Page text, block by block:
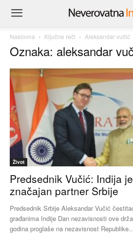
Naslovna Ključne reči Aleksandar vučić
Oznaka: aleksandar
Život
Predsednik Vučić: Indija
značajan partner Srbije
Predsednik Srbije Aleksandar Vučić
građanima Indije Dan nezavisnosti ove
godina proglaše na nezavisnost